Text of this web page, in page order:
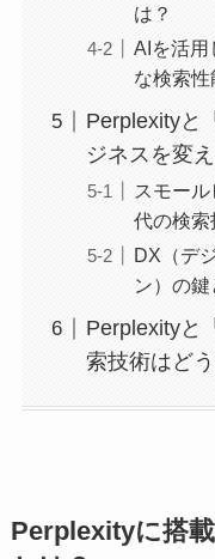
は？
AIを活用
な検索性
Perplexityと
ジネスを変
スモー
代の検索
DX（デ
ン）の
Perplexityと
索技術はど
Perplexityに搭